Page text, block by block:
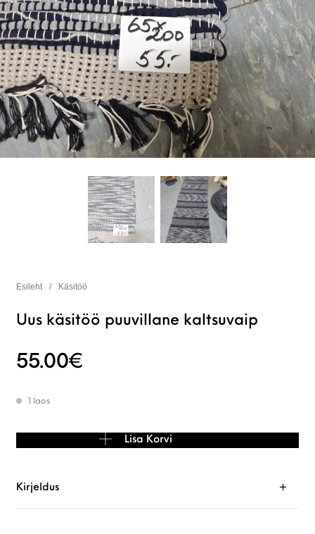
Esileht / Käsitöö
Uus käsitöö puuvillane kaltsuvaip
55.00€
1 laos
Uus käsitöö puuvillane kaltsuvaip kogus
Lisa Korvi
Kirjeldus